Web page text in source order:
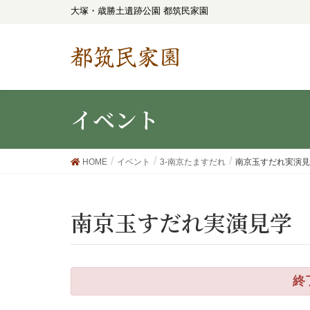
大塚・歳勝土遺跡公園 都筑民家園
都筑民家園
イベント
HOME イベント 3-南京たますだれ 南京玉すだれ実演
南京玉すだれ実演見学